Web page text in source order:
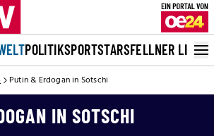
POLITIKSPORTSTARSFELLNER LIVE
Putin & Erdogan in Sotschi
IN SOTSCHI